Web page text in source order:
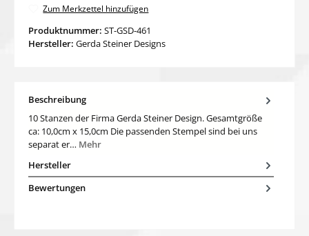
Zum Merkzettel hinzufügen
Produktnummer: ST-GSD-461
Hersteller: Gerda Steiner Designs
Beschreibung
10 Stanzen der Firma Gerda Steiner Design. Gesamtgröße
ca: 10,0cm x 15,0cm Die passenden Stempel sind bei uns
separat er… Mehr
Hersteller
Bewertungen